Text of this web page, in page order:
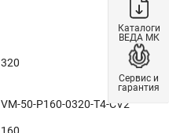
320
VM-50-P160-0320-T4-CV2
Каталоги
ВЕДА МК
Сервис и
гарантия